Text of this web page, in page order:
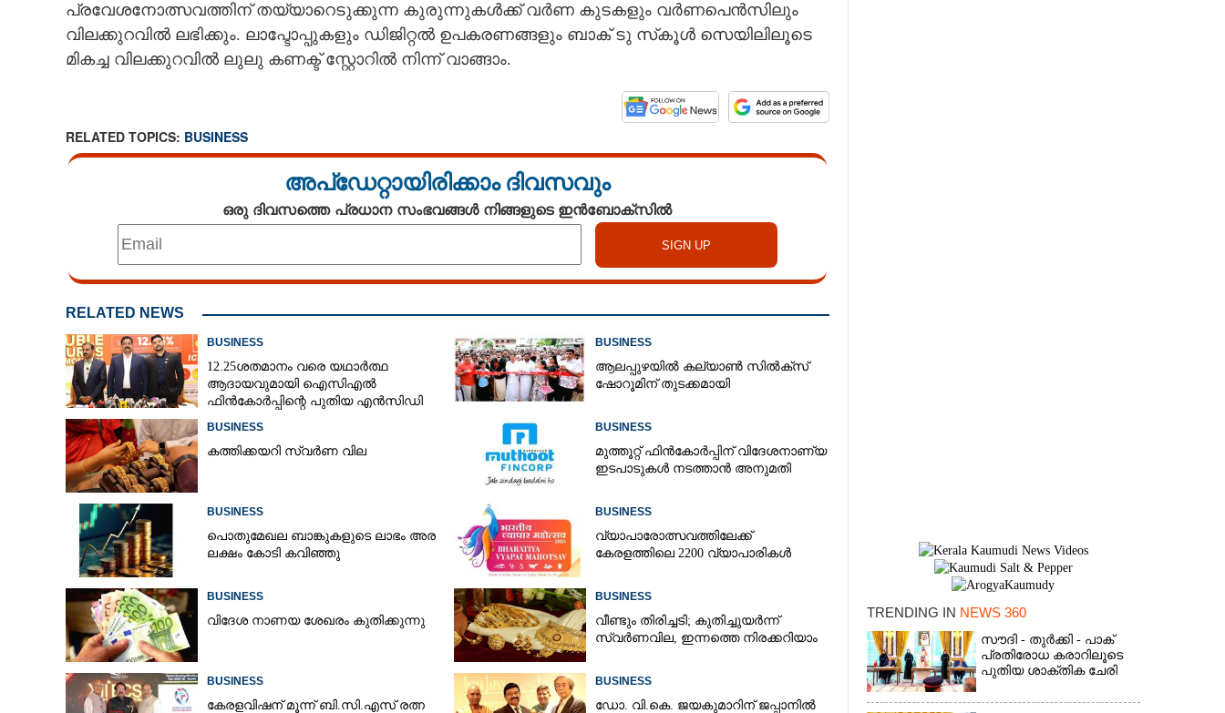
പ്രവേശനോത്സവത്തിന് തയ്യാറെടുക്കുന്ന കുരുന്നുകൾക്ക് വർണ കുടകളും വർണപെൻസിലും
വിലക്കുറവിൽ ലഭിക്കും. ലാപ്ടോപ്പുകളും ഡിജിറ്റൽ ഉപകരണങ്ങളും ബാക് ടു സ്‌കൂൾ സെയിലിലൂടെ
മികച്ച വിലക്കുറവിൽ ലുലു കണക്ട് സ്റ്റോറിൽ നിന്ന് വാങ്ങാം.
RELATED TOPICS: BUSINESS
അപ്ഡേറ്റായിരിക്കാം ദിവസവും
ഒരു ദിവസത്തെ പ്രധാന സംഭവങ്ങൾ നിങ്ങളുടെ ഇൻബോക്സിൽ
RELATED NEWS
BUSINESS
12.25ശതമാനം വരെ യഥാർത്ഥ
ആദായവുമായി ഐസിഎൽ
ഫിൻകോർപ്പിന്റെ പുതിയ എൻസിഡി
BUSINESS
ആലപ്പുഴയിൽ കല്യാൺ സിൽക്‌സ്
ഷോറൂമിന് തുടക്കമായി
BUSINESS
കത്തിക്കയറി സ്വർണ വില
BUSINESS
മുത്തൂറ്റ് ഫിൻകോർപ്പിന് വിദേശനാണ്യ
ഇടപാടുകൾ നടത്താൻ അനുമതി
BUSINESS
പൊതുമേഖല ബാങ്കുകളുടെ ലാഭം അര
ലക്ഷം കോടി കവിഞ്ഞു
BUSINESS
വ്യാപാരോത്സവത്തിലേക്ക്
കേരളത്തിലെ 2200 വ്യാപാരികൾ
BUSINESS
വിദേശ നാണയ ശേഖരം കുതിക്കുന്നു
BUSINESS
വീണ്ടും തിരിച്ചടി; കുതിച്ചുയർന്ന്
സ്വർണവില, ഇന്നത്തെ നിരക്കറിയാം
BUSINESS
കേരളവിഷന് മൂന്ന് ബി.സി.എസ് രത്ന
BUSINESS
ഡോ. വി.കെ. ജയകുമാറിന് ജപ്പാനിൽ
TRENDING IN NEWS 360
സൗദി - തുർക്കി - പാക്
പ്രതിരോധ കരാറിലൂടെ
പുതിയ ശാക്തിക ചേരി